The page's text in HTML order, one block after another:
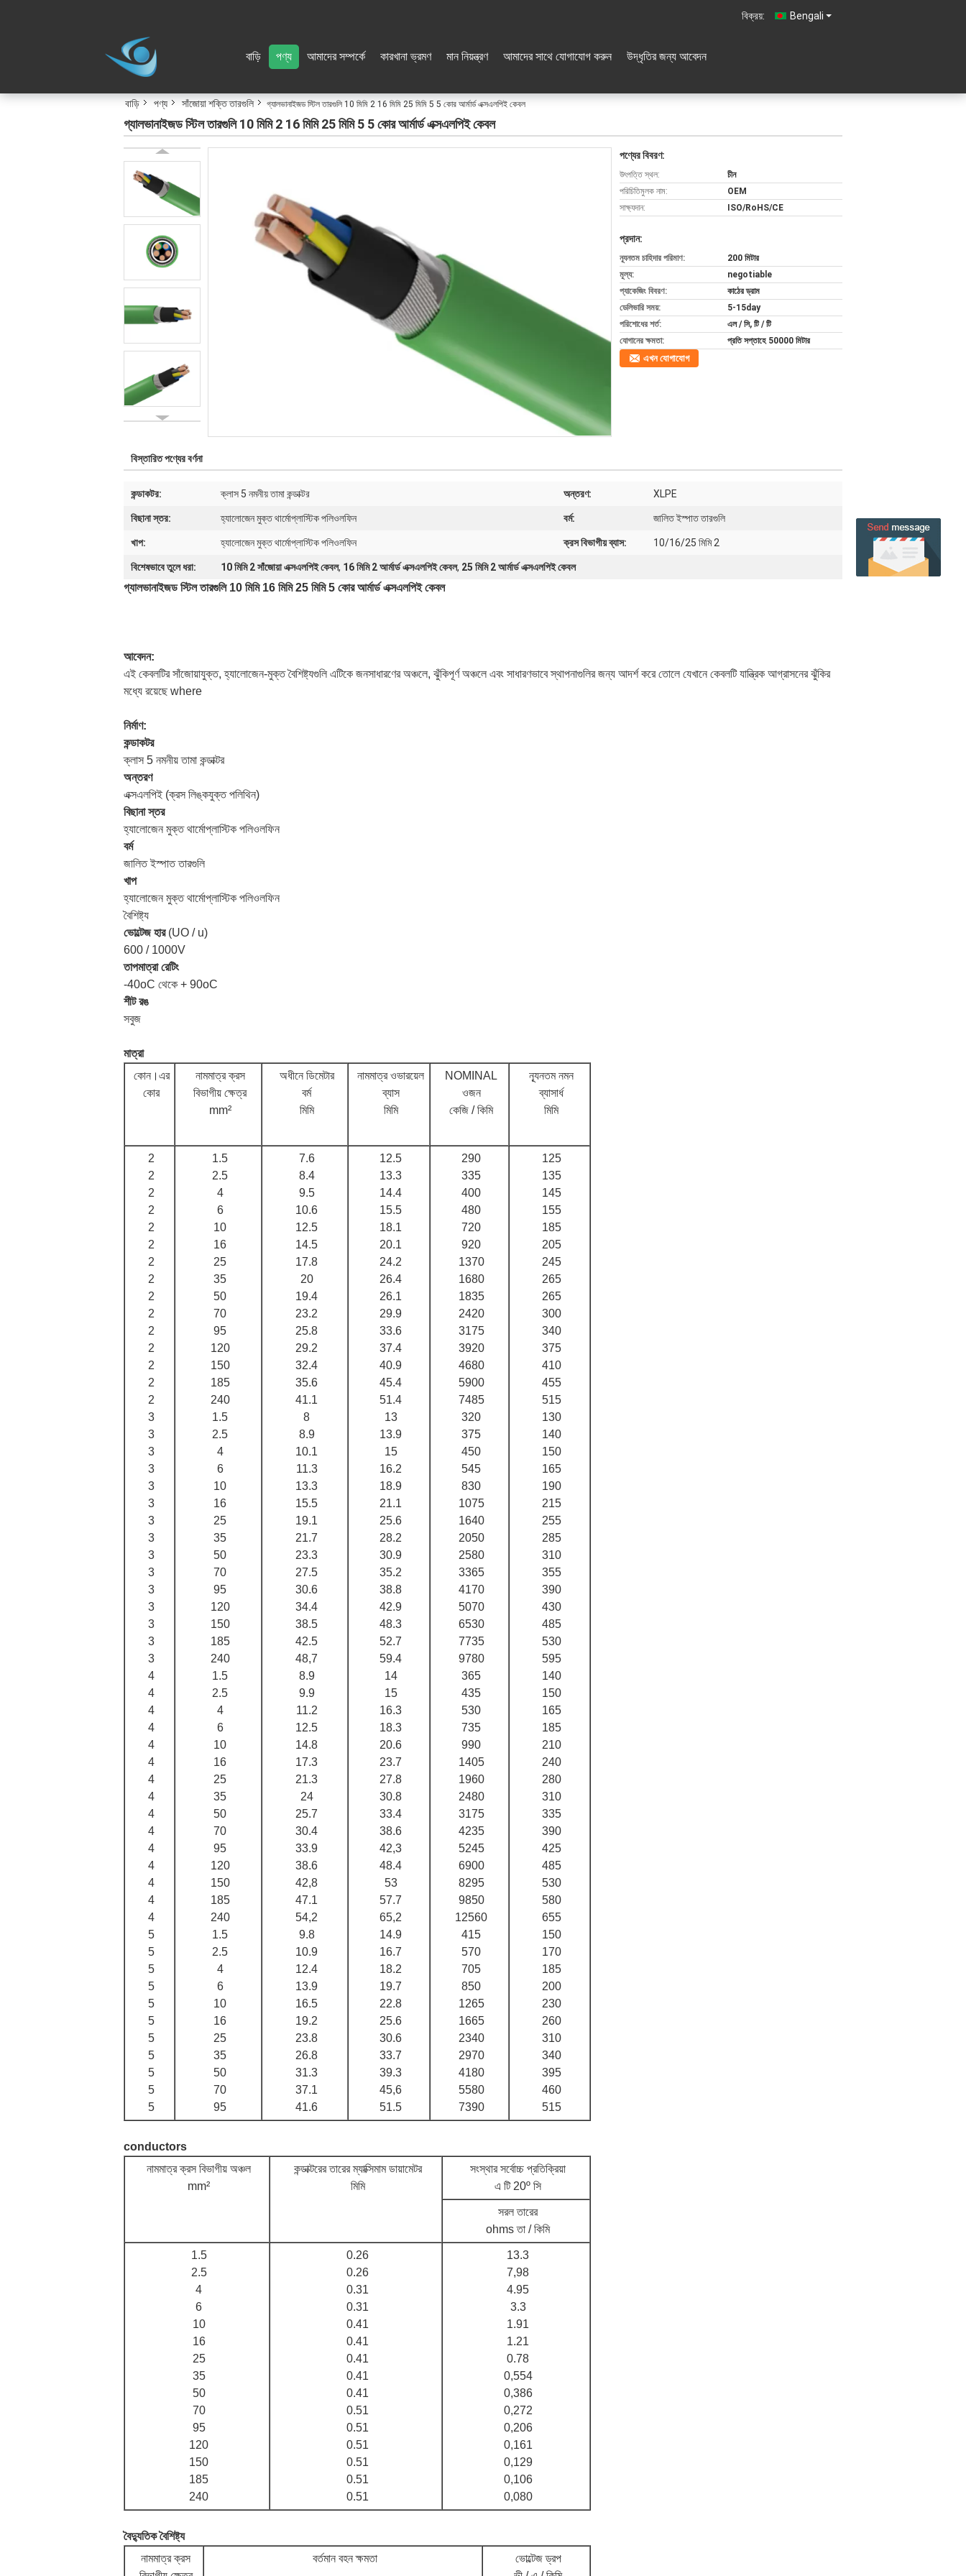
Bengali
বিক্রয়:
বাড়ি পণ্য আমাদের সম্পর্কে কারখানা ভ্রমণ মান নিয়ন্ত্রণ আমাদের সাথে যোগাযোগ করুন উদ্ধৃতির জন্য আবেদন
বাড়ি পণ্য সাঁজোয়া শক্তি তারগুলি গ্যালভানাইজড স্টিল তারগুলি 10 মিমি 2 16 মিমি 25 মিমি 5 5 কোর আর্মার্ড এক্সএলপিই কেবল
গ্যালভানাইজড স্টিল তারগুলি 10 মিমি 2 16 মিমি 25 মিমি 5 5 কোর আর্মার্ড এক্সএলপিই কেবল
পণ্যের বিবরণ:
উৎপত্তি স্থল:
চীন
পরিচিতিমুলক নাম:
OEM
সাক্ষ্যদান:
ISO/RoHS/CE
প্রদান:
ন্যূনতম চাহিদার পরিমাণ:
200 মিটার
মূল্য:
negotiable
প্যাকেজিং বিবরণ:
কাঠের ড্রাম
ডেলিভারি সময়:
5-15day
পরিশোধের শর্ত:
এল / সি, টি / টি
যোগানের ক্ষমতা:
প্রতি সপ্তাহে 50000 মিটার
এখন যোগাযোগ
বিস্তারিত পণ্যের বর্ণনা
কন্ডাকটর: ক্লাস 5 নমনীয় তামা কন্ডাক্টর অন্তরণ: XLPE
বিছানা স্তর: হ্যালোজেন মুক্ত থার্মোপ্লাস্টিক পলিওলফিন বর্ম: জালিত ইস্পাত তারগুলি
খাপ: হ্যালোজেন মুক্ত থার্মোপ্লাস্টিক পলিওলফিন ক্রস বিভাগীয় ব্যাস: 10/16/25 মিমি 2
বিশেষভাবে তুলে ধরা: 10 মিমি 2 সাঁজোয়া এক্সএলপিই কেবল, 16 মিমি 2 আর্মার্ড এক্সএলপিই কেবল, 25 মিমি 2 আর্মার্ড এক্সএলপিই কেবল
গ্যালভানাইজড স্টিল তারগুলি 10 মিমি 16 মিমি 25 মিমি 5 কোর আর্মার্ড এক্সএলপিই কেবল
আবেদন:
এই কেবলটির সাঁজোয়াযুক্ত, হ্যালোজেন-মুক্ত বৈশিষ্ট্যগুলি এটিকে জনসাধারণের অঞ্চলে, ঝুঁকিপূর্ণ অঞ্চলে এবং সাধারণভাবে স্থাপনাগুলির জন্য আদর্শ করে তোলে যেখানে কেবলটি যান্ত্রিক আগ্রাসনের ঝুঁকির
মধ্যে রয়েছে where
নির্মাণ:
কন্ডাকটর
ক্লাস 5 নমনীয় তামা কন্ডাক্টর
অন্তরণ
এক্সএলপিই (ক্রস লিঙ্কযুক্ত পলিথিন)
বিছানা স্তর
হ্যালোজেন মুক্ত থার্মোপ্লাস্টিক পলিওলফিন
বর্ম
জালিত ইস্পাত তারগুলি
খাপ
হ্যালোজেন মুক্ত থার্মোপ্লাস্টিক পলিওলফিন
বৈশিষ্ট্য
ভোল্টেজ হার (UO / u)
600 / 1000V
তাপমাত্রা রেটিং
-40oC থেকে + 90oC
শীট রঙ
সবুজ
মাত্রা
কোন।এর
কোর
নামমাত্র ক্রস
বিভাগীয় ক্ষেত্র
mm²
অধীনে ডিমেটার
বর্ম
মিমি
নামমাত্র ওভারয়েল
ব্যাস
মিমি
NOMINAL
ওজন
কেজি / কিমি
ন্যূনতম নমন
ব্যাসার্ধ
মিমি
2
2
2
2
2
2
2
2
2
2
2
2
2
2
2
3
3
3
3
3
3
3
3
3
3
3
3
3
3
3
4
4
4
4
4
4
4
4
4
4
4
4
4
4
4
5
5
5
5
5
5
5
5
5
5
5
1.5
2.5
4
6
10
16
25
35
50
70
95
120
150
185
240
1.5
2.5
4
6
10
16
25
35
50
70
95
120
150
185
240
1.5
2.5
4
6
10
16
25
35
50
70
95
120
150
185
240
1.5
2.5
4
6
10
16
25
35
50
70
95
7.6
8.4
9.5
10.6
12.5
14.5
17.8
20
19.4
23.2
25.8
29.2
32.4
35.6
41.1
8
8.9
10.1
11.3
13.3
15.5
19.1
21.7
23.3
27.5
30.6
34.4
38.5
42.5
48,7
8.9
9.9
11.2
12.5
14.8
17.3
21.3
24
25.7
30.4
33.9
38.6
42,8
47.1
54,2
9.8
10.9
12.4
13.9
16.5
19.2
23.8
26.8
31.3
37.1
41.6
12.5
13.3
14.4
15.5
18.1
20.1
24.2
26.4
26.1
29.9
33.6
37.4
40.9
45.4
51.4
13
13.9
15
16.2
18.9
21.1
25.6
28.2
30.9
35.2
38.8
42.9
48.3
52.7
59.4
14
15
16.3
18.3
20.6
23.7
27.8
30.8
33.4
38.6
42,3
48.4
53
57.7
65,2
14.9
16.7
18.2
19.7
22.8
25.6
30.6
33.7
39.3
45,6
51.5
290
335
400
480
720
920
1370
1680
1835
2420
3175
3920
4680
5900
7485
320
375
450
545
830
1075
1640
2050
2580
3365
4170
5070
6530
7735
9780
365
435
530
735
990
1405
1960
2480
3175
4235
5245
6900
8295
9850
12560
415
570
705
850
1265
1665
2340
2970
4180
5580
7390
125
135
145
155
185
205
245
265
265
300
340
375
410
455
515
130
140
150
165
190
215
255
285
310
355
390
430
485
530
595
140
150
165
185
210
240
280
310
335
390
425
485
530
580
655
150
170
185
200
230
260
310
340
395
460
515
conductors
নামমাত্র ক্রস বিভাগীয় অঞ্চল
mm²
কন্ডাক্টরের তারের ম্যাক্সিমাম ডায়ামেটর
মিমি
সংস্থার সর্বোচ্চ প্রতিক্রিয়া
এ টি 20º সি
সরল তারের
ohms তা / কিমি
1.5
2.5
4
6
10
16
25
35
50
70
95
120
150
185
240
0.26
0.26
0.31
0.31
0.41
0.41
0.41
0.41
0.41
0.51
0.51
0.51
0.51
0.51
0.51
13.3
7,98
4.95
3.3
1.91
1.21
0.78
0,554
0,386
0,272
0,206
0,161
0,129
0,106
0,080
বৈদ্যুতিক বৈশিষ্ট্য
নামমাত্র ক্রস
বর্তমান বহন ক্ষমতা
ভোল্টেজ ড্রপ